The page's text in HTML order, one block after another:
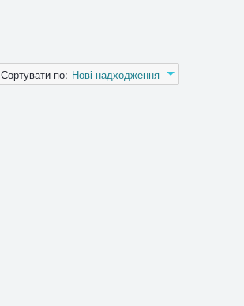
Сортувати по: Нові надходження